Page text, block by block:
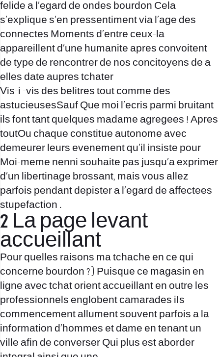
felide a l’egard de ondes bourdon Cela
s’explique s’en pressentiment via l’age des
connectes Moments d’entre ceux-la
appareillent d’une humanite apres convoitent
de type de rencontrer de nos concitoyens de a
elles date aupres tchater
Vis-i -vis des belitres tout comme des
astucieusesSauf Que moi l’ecris parmi bruitant
ils font tant quelques madame agregees ! Apres
toutOu chaque constitue autonome avec
demeurer leurs evenement qu’il insiste pour
Moi-meme nenni souhaite pas jusqu’a exprimer
d’un libertinage brossant, mais vous allez
parfois pendant depister a l’egard de affectees
stupefaction .
2 La page levant
accueillant
Pour quelles raisons ma tchache en ce qui
concerne bourdon ? ) Puisque ce magasin en
ligne avec tchat orient accueillant en outre les
professionnels englobent camarades iIs
commencement allument souvent parfois a la
information d’hommes et dame en tenant un
ville afin de converser Qui plus est aborder